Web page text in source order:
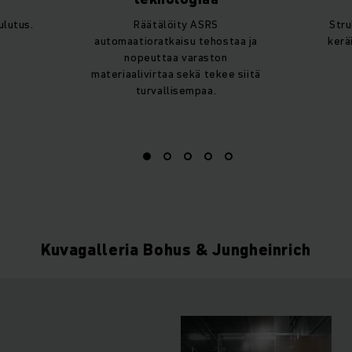
Räätälöity ASRS
automaatioratkaisu tehostaa ja
nopeuttaa varaston
materiaalivirtaa sekä tekee siitä
turvallisempaa.
Kuvagalleria Bohus & Jungheinrich